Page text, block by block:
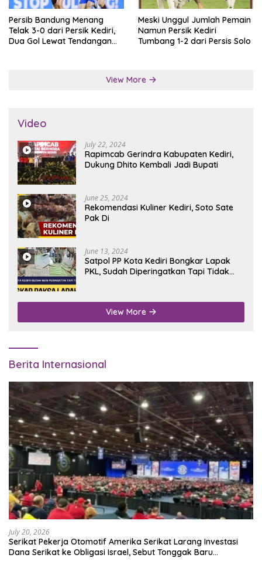
Persib Bandung Menang
Telak 3-0 dari Persik Kediri,
Dua Gol Lewat Tendangan
Meski Unggul Jumlah Pemain
Namun Persik Kediri
Tumbang 1-2 dari Persis Solo
View More
Video
July 22, 2024
Rapimcab Gerindra Kabupaten Kediri,
Dukung Dhito Kembali Jadi Bupati
June 25, 2024
Rekomendasi Kuliner Kediri, Soto Sate
Pak Di
June 13, 2024
Satpol PP Kota Kediri Bongkar Lapak
PKL, Sudah Diperingatkan Tapi Tidak
View More
Berita Internasional
July 20, 2026
Serikat Pekerja Otomotif Amerika Serikat Larang Investasi
Dana Serikat ke Obligasi Israel, Sebut Tonggak Baru